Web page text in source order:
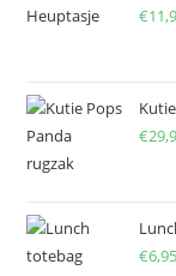
€
€
€6,95